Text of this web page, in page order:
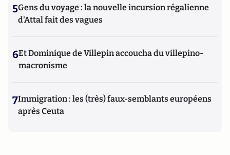
5Gens du voyage : la nouvelle incursion régalienne
d'Attal fait des vagues
6Et Dominique de Villepin accoucha du villepino-
macronisme
7Immigration : les (très) faux-semblants européens
après Ceuta